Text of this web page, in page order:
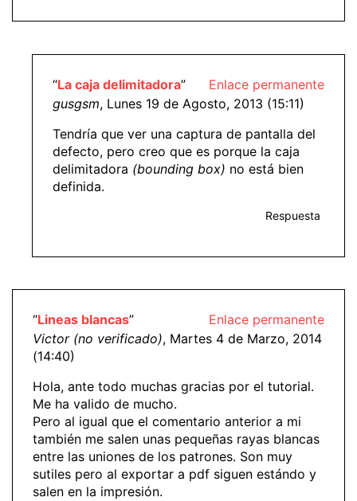
Enlace permanente
“La caja delimitadora”
gusgsm, Lunes 19 de Agosto, 2013 (15:11)
Tendría que ver una captura de pantalla del
defecto, pero creo que es porque la caja
delimitadora (bounding box) no está bien
definida.
Respuesta
Enlace permanente
“Lineas blancas”
Victor (no verificado), Martes 4 de Marzo, 2014
(14:40)
Hola, ante todo muchas gracias por el tutorial.
Me ha valido de mucho.
Pero al igual que el comentario anterior a mi
también me salen unas pequeñas rayas blancas
entre las uniones de los patrones. Son muy
sutiles pero al exportar a pdf siguen estándo y
salen en la impresión.